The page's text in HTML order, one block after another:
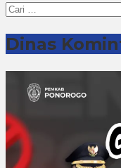
Cari
untuk:
Dinas